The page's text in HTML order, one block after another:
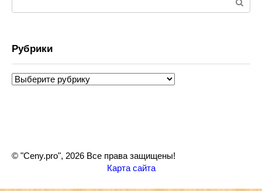
Рубрики
Рубрики
© "Ceny.pro", 2026 Все права защищены!
Карта сайта